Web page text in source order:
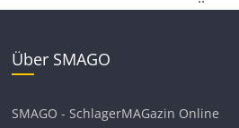
Über SMAGO
SMAGO - SchlagerMAGazin Online